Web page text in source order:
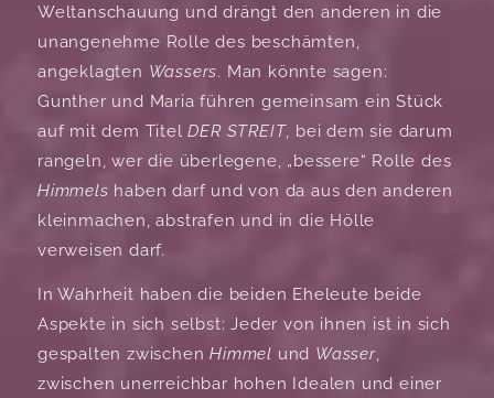
Weltanschauung und drängt den anderen in die
unangenehme Rolle des beschämten,
angeklagten Wassers. Man könnte sagen:
Gunther und Maria führen gemeinsam ein Stück
auf mit dem TitelDER STREIT, bei dem sie darum
rangeln, wer die überlegene, „bessere“ Rolle des
Himmels haben darf und von da aus den anderen
kleinmachen, abstrafen und in die Hölle
verweisen darf.
In Wahrheit haben die beiden Eheleute beide
Aspekte in sich selbst: Jeder von ihnen ist in sich
gespalten zwischenHimmel und Wasser,
zwischen unerreichbar hohen Idealen und einer